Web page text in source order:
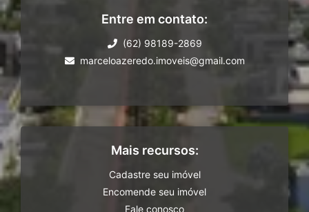
Entre em contato:
(62) 98189-2869
marceloazeredo.imoveis@gmail.com
Mais recursos:
Cadastre seu imóvel
Encomende seu imóvel
Fale conosco